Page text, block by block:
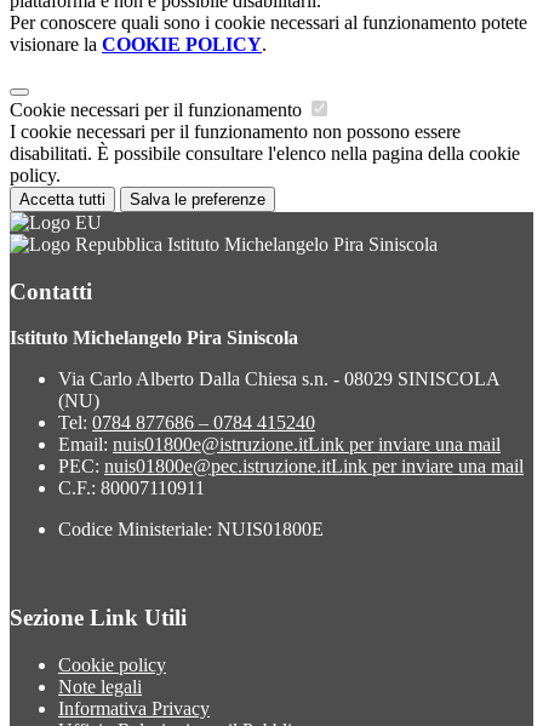
Per conoscere quali sono i cookie necessari al funzionamento potete
visionare la COOKIE POLICY.
Cookie necessari per il funzionamento
I cookie necessari per il funzionamento non possono essere
disabilitati. È possibile consultare l'elenco nella pagina della cookie
policy.
Accetta tutti Salva le preferenze
Istituto Michelangelo Pira Siniscola
Contatti
Istituto Michelangelo Pira Siniscola
Via Carlo Alberto Dalla Chiesa s.n. - 08029 SINISCOLA
(NU)
Tel: 0784 877686 – 0784 415240
Email: nuis01800e@istruzione.itLink per inviare una mail
PEC: nuis01800e@pec.istruzione.itLink per inviare una mail
C.F.: 80007110911
Codice Ministeriale: NUIS01800E
Sezione Link Utili
Cookie policy
Note legali
Informativa Privacy